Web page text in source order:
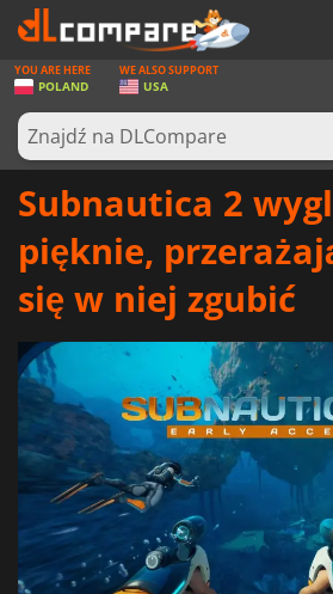
GRY
KARTY DO GIER
OPROGRAMOWANIE
SPRZĘT KOMPUTEROWY
AKTUALNOŚCI
ZALOGUJ SIĘ LUB ZAREJESTRUJ
YOU ARE HERE
POLAND
WE ALSO SUPPORT
USA
Subnautica 2
pięknie,
się w niej zgubić